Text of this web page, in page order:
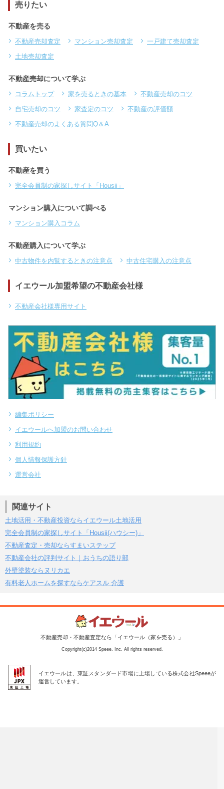
売りたい
不動産を売る
不動産売却査定 マンション売却査定
一戸建て売却査定
土地売却査定
不動産売却について学ぶ
コラムトップ 家を売るときの基本
不動産売却のコツ
自宅売却のコツ
家査定のコツ
不動産の評価額
不動産売却のよくある質問Q＆A
買いたい
不動産を買う
完全会員制の家探しサイト「Housii」
マンション購入について調べる
マンション購入コラム
不動産購入について学ぶ
中古物件を内覧するときの注意点 中古住宅購入の注意点
イエウール加盟希望の不動産会社様
不動産会社様専用サイト
編集ポリシー
イエウールへ加盟のお問い合わせ
利用規約
個人情報保護方針
運営会社
関連サイト
土地活用・不動産投資ならイエウール土地活用
完全会員制の家探しサイト「Housii(ハウシー)」
不動産査定・売却ならすまいステップ
不動産会社の評判サイト｜おうちの語り部
外壁塗装ならヌリカエ
有料老人ホームを探すならケアスル 介護
不動産売却・不動産査定なら「イエウール（家を売る）」
Copyright(c)2014 Speee, Inc. All rights reserved.
イエウールは、東証スタンダード市場に上場している株式会社Speeeが
運営しています。